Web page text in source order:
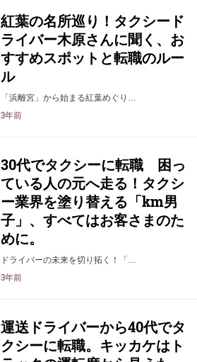
紅葉の名所巡り！タクシード
ライバー木原さんに聞く、お
すすめスポットと転職のルー
ル
「浜離宮」から始まる紅葉めぐり…
3年前
30代でタクシーに転職 困っ
ている人の元へ走る！タクシ
ー業界を塗り替える「km男
子」、すべてはお客さまのた
めに。
ドライバーの未来を切り拓く！「…
3年前
運送ドライバーから40代でタ
クシーに転職。キッカケはト